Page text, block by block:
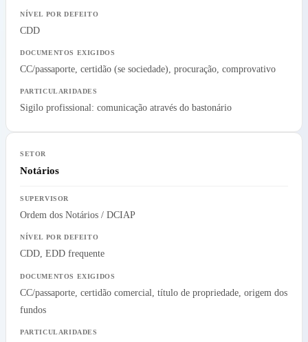
CDD
CC/passaporte, certidão (se sociedade), procuração, comprovativo
Sigilo profissional: comunicação através do bastonário
Notários
Ordem dos Notários / DCIAP
CDD, EDD frequente
CC/passaporte, certidão comercial, título de propriedade, origem dos
fundos